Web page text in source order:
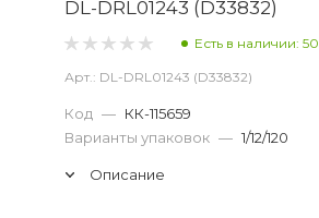
DL-DRL01243 (D33832)
Есть в наличии: 50
Арт.: DL-DRL01243 (D33832)
Код — КК-115659
Варианты упаковок — 1/12/120
Описание